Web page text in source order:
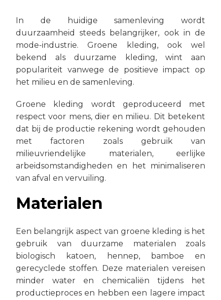
In de huidige samenleving wordt
duurzaamheid steeds belangrijker, ook in de
mode-industrie. Groene kleding, ook wel
bekend als duurzame kleding, wint aan
populariteit vanwege de positieve impact op
het milieu en de samenleving.
Groene kleding wordt geproduceerd met
respect voor mens, dier en milieu. Dit betekent
dat bij de productie rekening wordt gehouden
met factoren zoals gebruik van
milieuvriendelijke materialen, eerlijke
arbeidsomstandigheden en het minimaliseren
van afval en vervuiling.
Materialen
Een belangrijk aspect van groene kleding is het
gebruik van duurzame materialen zoals
biologisch katoen, hennep, bamboe en
gerecyclede stoffen. Deze materialen vereisen
minder water en chemicaliën tijdens het
productieproces en hebben een lagere impact